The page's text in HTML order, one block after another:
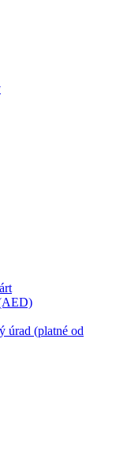
úrad (platné od